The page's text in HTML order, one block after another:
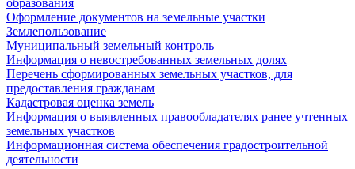
образования
Оформление документов на земельные участки
Землепользование
Муниципальный земельный контроль
Информация о невостребованных земельных долях
Перечень сформированных земельных участков, для
предоставления гражданам
Кадастровая оценка земель
Информация о выявленных правообладателях ранее учтенных
земельных участков
Информационная система обеспечения градостроительной
деятельности